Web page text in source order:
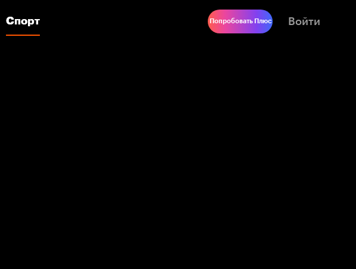
Спорт
Спорт Попробовать Плюс Войти